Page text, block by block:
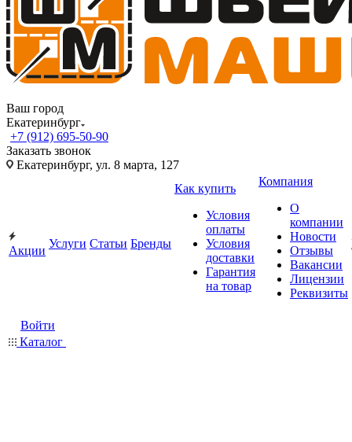
Ваш город
Екатеринбург
+7 (912) 695-50-90
Заказать звонок
Екатеринбург, ул. 8 марта, 127
Акции
Услуги Статьи Бренды
Как купить
Условия
оплаты
Условия
доставки
Гарантия
на товар
Компания
О
компании
Новости
Отзывы
Вакансии
Лицензии
Реквизиты
Войти
Каталог